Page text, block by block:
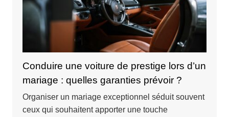
Conduire une voiture de prestige lors d’un
mariage : quelles garanties prévoir ?
Organiser un mariage exceptionnel séduit souvent
ceux qui souhaitent apporter une touche